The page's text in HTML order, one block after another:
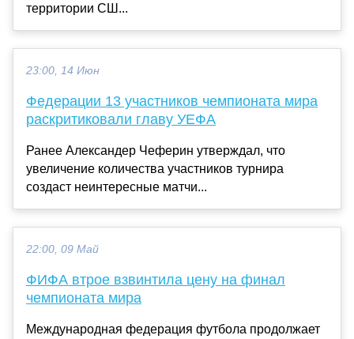
территории СШ...
23:00, 14 Июн
Федерации 13 участников чемпионата мира
раскритиковали главу УЕФА
Ранее Александер Чеферин утверждал, что
увеличение количества участников турнира
создаст неинтересные матчи...
22:00, 09 Май
ФИФА втрое взвинтила цену на финал
чемпионата мира
Международная федерация футбола продолжает